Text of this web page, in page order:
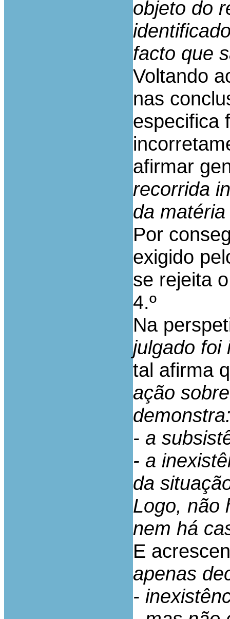
objeto do
facto que
Voltando
nas
especifica
afirmar
recorrida
da
Por
exigido
se rejeita
4.º
Na
julgado foi
tal afirma
ação
- a
- a
da
Logo, não
nem há
E
apenas
-